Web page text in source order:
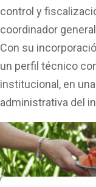
control y
coordinador
Con su
un perfil técnico
institucional, en
administrativa del